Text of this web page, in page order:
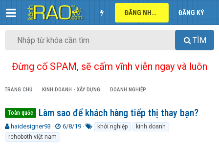
ĐĂNG NHẬP ĐĂNG KÝ
TÌM
Đừng cố SPAM, sẽ cấm vĩnh viễn ngay và luôn
TRANG CHỦ KINH DOANH - XÂY DỰNG DOANH NGHIỆP
Toàn quốc Làm sao để khách hàng tiếp thị thay bạn?
T
h
r
haidesigner93
N
6/8/19 khởi nghiệp
kinh doanh
rehoboth việt nam